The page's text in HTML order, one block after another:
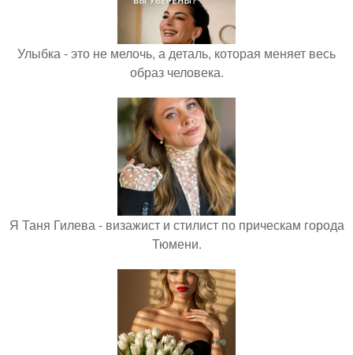
Улыбка - это не мелочь, а деталь, которая меняет весь
образ человека.
Я Таня Гилева - визажист и стилист по прическам города
Тюмени.